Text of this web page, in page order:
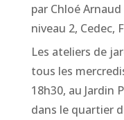
par Chloé Arnaud
niveau 2, Cedec,
Les ateliers de
tous les
18h30, au Jardin
dans le quartier